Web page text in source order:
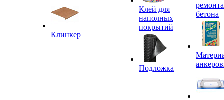
Клинкер
Клей для
наполных
покрытий
Подложка
ремонта
бетона